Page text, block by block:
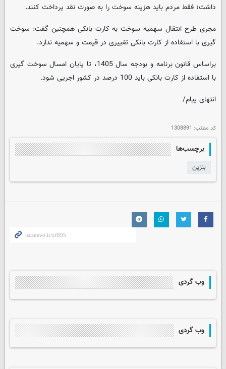
داشت؛ فقط مردم باید هزینه سوخت را به صورت نقد پرداخت کنند.
مجری طرح انتقال سهمیه سوخت به کارت بانکی همچنین گفت: سوخت
گیری با استفاده از کارت بانکی تغییری در قیمت و سهمیه ندارد.
براساس قانون برنامه و بودجه سال 1405، تا پایان امسال سوخت گیری
با استفاده از کارت بانکی باید 100 درصد در کشور اجریی شود.
انتهای پیام/
کد مطلب: 1308891
برچسب‌ها
بنزین
وب گردی
وب گردی